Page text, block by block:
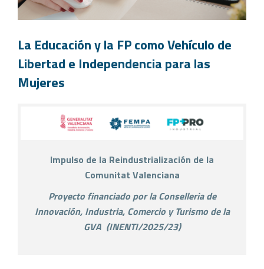
La Educación y la FP como Vehículo de
Libertad e Independencia para las
Mujeres
Impulso de la Reindustrialización de la
Comunitat Valenciana
Proyecto financiado por la Conselleria de
Innovación, Industria, Comercio y Turismo de la
GVA (INENTI/2025/23)